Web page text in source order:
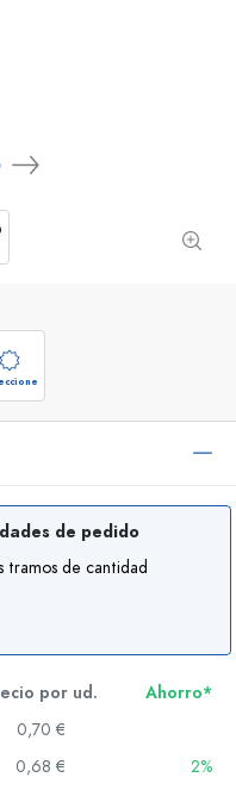
de pedido
tramos de cantidad
por ud.
Ahorro*
0,70 €
0,68 €
2%